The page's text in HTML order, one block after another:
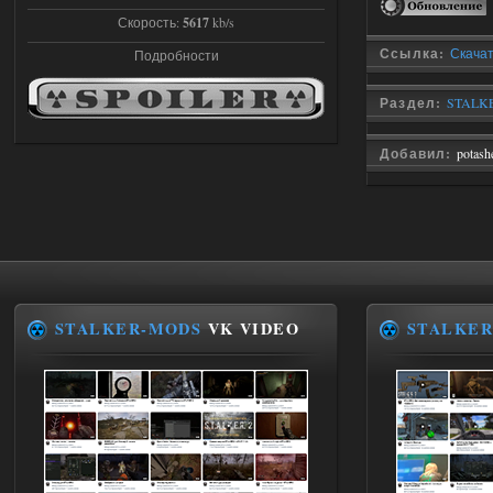
Ссылка:
Раздел:
Добавил:
Lost Alpha Enhanced Edition 1.3 +
12:09
Stalker-Mods-Clan-su
Доступно только для пользователей
Oblivion Lost Remake 2.5 - OGSR
Engine
14:16
Stalker-Mods-Clan-su
Скорость: 5617kb/s
Подробности
STALKER-MODS VK VIDEO